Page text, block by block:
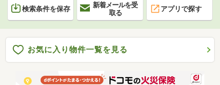
検索条件を保存
新着メールを受
取る
アプリで探す
お気に入り物件一覧を見る